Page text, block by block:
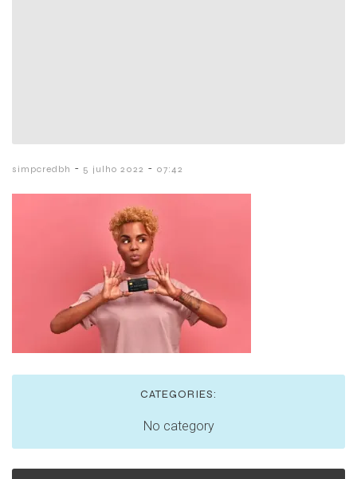
simpcredbh - 5 julho 2022 - 07:42
CATEGORIES:
No category